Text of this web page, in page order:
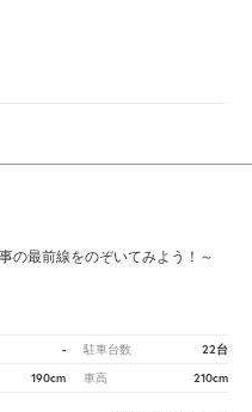
の最前線をのぞいてみよう！～
- 駐車台数 22台
190cm 車高 210cm